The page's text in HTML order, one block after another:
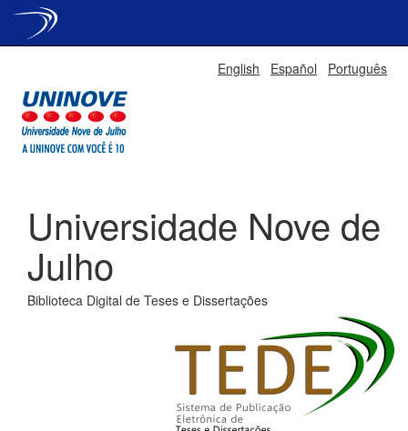
English Español Português
Universidade Nove de
Julho
Biblioteca Digital de Teses e Dissertações